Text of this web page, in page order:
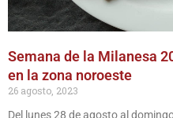
Semana de la Milanesa
en la zona noroeste
26 agosto, 2023
Del lunes 28 de agosto al